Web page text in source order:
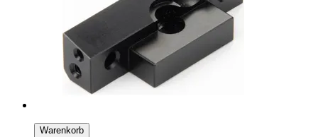
Warenkorb